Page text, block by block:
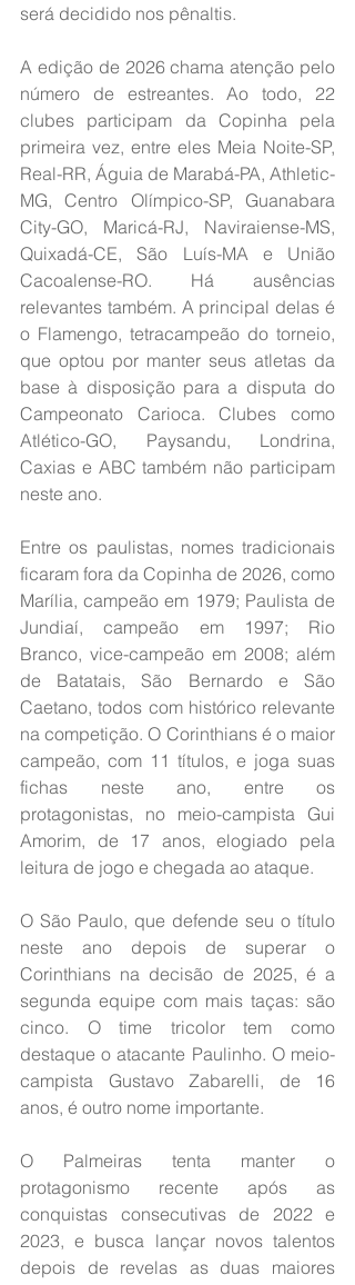
será decidido nos pênaltis.
A edição de 2026 chama atenção pelo
número de estreantes. Ao todo, 22
clubes participam da Copinha pela
primeira vez, entre eles Meia Noite-SP,
Real-RR, Águia de Marabá-PA, Athletic-
MG, Centro Olímpico-SP, Guanabara
City-GO, Maricá-RJ, Naviraiense-MS,
Quixadá-CE, São Luís-MA e União
Cacoalense-RO. Há ausências
relevantes também. A principal delas é
o Flamengo, tetracampeão do torneio,
que optou por manter seus atletas da
base à disposição para a disputa do
Campeonato Carioca. Clubes como
Atlético-GO, Paysandu, Londrina,
Caxias e ABC também não participam
neste ano.
Entre os paulistas, nomes tradicionais
ficaram fora da Copinha de 2026, como
Marília, campeão em 1979; Paulista de
Jundiaí, campeão em 1997; Rio
Branco, vice-campeão em 2008; além
de Batatais, São Bernardo e São
Caetano, todos com histórico relevante
na competição. O Corinthians é o maior
campeão, com 11 títulos, e joga suas
fichas neste ano, entre os
protagonistas, no meio-campista Gui
Amorim, de 17 anos, elogiado pela
leitura de jogo e chegada ao ataque.
O São Paulo, que defende seu o título
neste ano depois de superar o
Corinthians na decisão de 2025, é a
segunda equipe com mais taças: são
cinco. O time tricolor tem como
destaque o atacante Paulinho. O meio-
campista Gustavo Zabarelli, de 16
anos, é outro nome importante.
O Palmeiras tenta manter o
protagonismo recente após as
conquistas consecutivas de 2022 e
2023, e busca lançar novos talentos
depois de revelas as duas maiores